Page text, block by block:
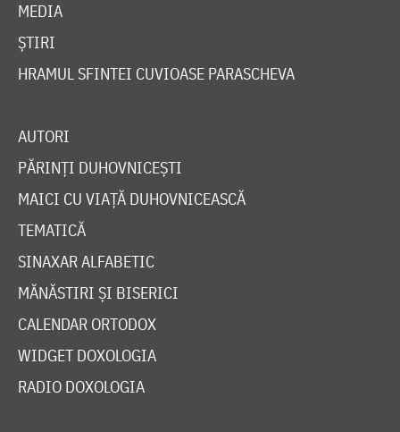
MEDIA
ȘTIRI
HRAMUL SFINTEI CUVIOASE PARASCHEVA
AUTORI
PĂRINȚI DUHOVNICEȘTI
MAICI CU VIAȚĂ DUHOVNICEASCĂ
TEMATICĂ
SINAXAR ALFABETIC
MĂNĂSTIRI ȘI BISERICI
CALENDAR ORTODOX
WIDGET DOXOLOGIA
RADIO DOXOLOGIA